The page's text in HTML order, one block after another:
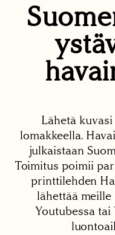
Lähetä
lomakkeella.
julkaistaan
Toimitus poimii
printtilehden
lähettää
Youtubessa tai